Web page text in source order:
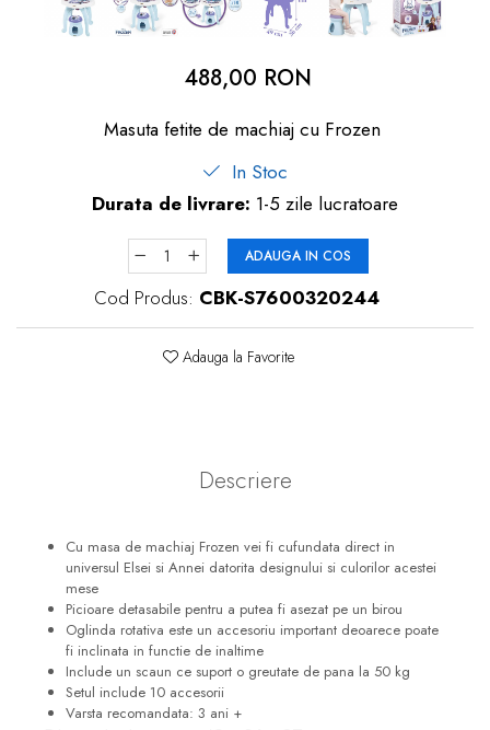
dopuri de urechi
488,00 RON
Masuta fetite de machiaj cu Frozen
In Stoc
Durata de livrare: 1-5 zile lucratoare
ADAUGA IN COS
Cod Produs: CBK-S7600320244
Adauga la Favorite
Descriere
Cu masa de machiaj Frozen vei fi cufundata direct in
universul Elsei si Annei datorita designului si culorilor acestei
mese
Picioare detasabile pentru a putea fi asezat pe un birou
Oglinda rotativa este un accesoriu important deoarece poate
fi inclinata in functie de inaltime
Include un scaun ce suport o greutate de pana la 50 kg
Setul include 10 accesorii
Varsta recomandata: 3 ani +